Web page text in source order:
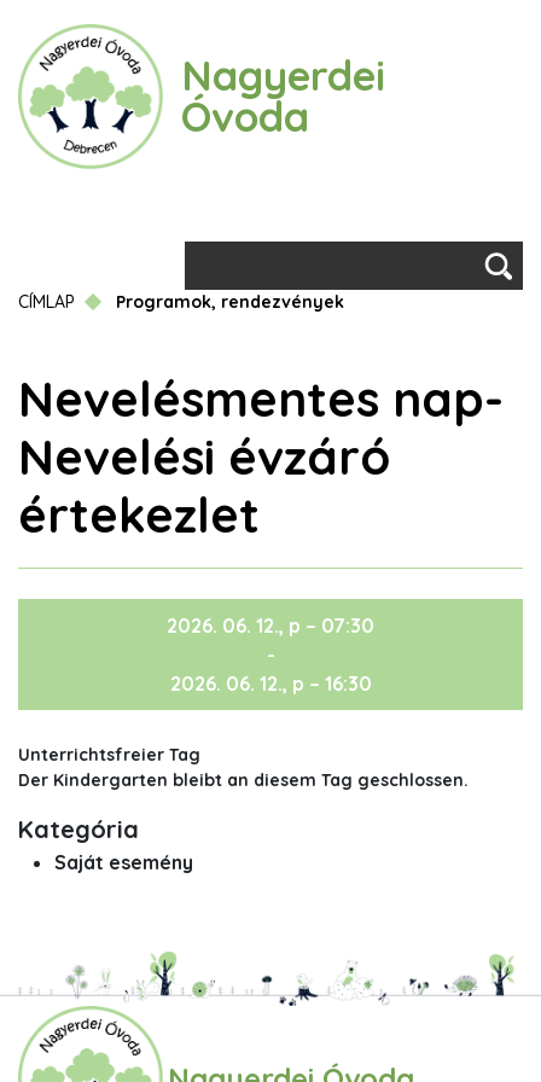
tartalomra
Nagyerdei
Óvoda
Morzsa
CÍMLAP Programok, rendezvények
Nevelésmentes nap-
Nevelési évzáró
értekezlet
2026. 06. 12., p – 07:30
-
2026. 06. 12., p – 16:30
Unterrichtsfreier Tag
Der Kindergarten bleibt an diesem Tag geschlossen.
Kategória
Saját esemény